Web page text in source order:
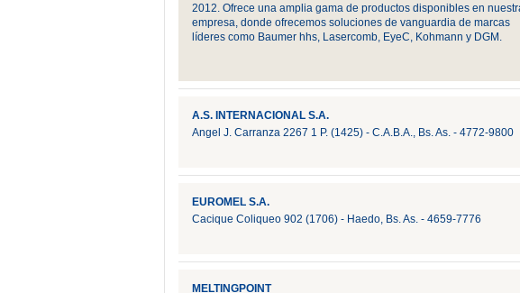
2012. Ofrece una amplia gama de productos disponibles en
empresa, donde ofrecemos soluciones de vanguardia de marcas
líderes como Baumer hhs, Lasercomb, EyeC, Kohmann y DGM.
A.S. INTERNACIONAL S.A.
Angel J. Carranza 2267 1 P. (1425) - C.A.B.A., Bs. As. - 4772-9800
EUROMEL S.A.
Cacique Coliqueo 902 (1706) - Haedo, Bs. As. - 4659-7776
MELTINGPOINT